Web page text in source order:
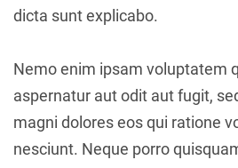
dicta sunt explicabo.
Nemo enim ipsam voluptatem
aspernatur aut odit aut fugit,
magni dolores eos qui ratione
nesciunt. Neque porro